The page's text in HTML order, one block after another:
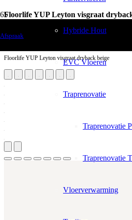
Afspraak
Hybride Hout
EVC Vloeren
Traprenovatie
Traprenovatie
Traprenovatie
Vloerverwarming
Floorlife YUP Leyton visgraat
Floorlife YUP Leyton visgraat dryback beige